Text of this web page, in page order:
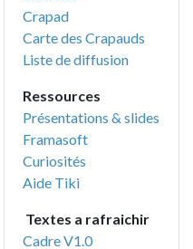
des Crapauds
de diffusion
& slides
a rafraichir
V1.0